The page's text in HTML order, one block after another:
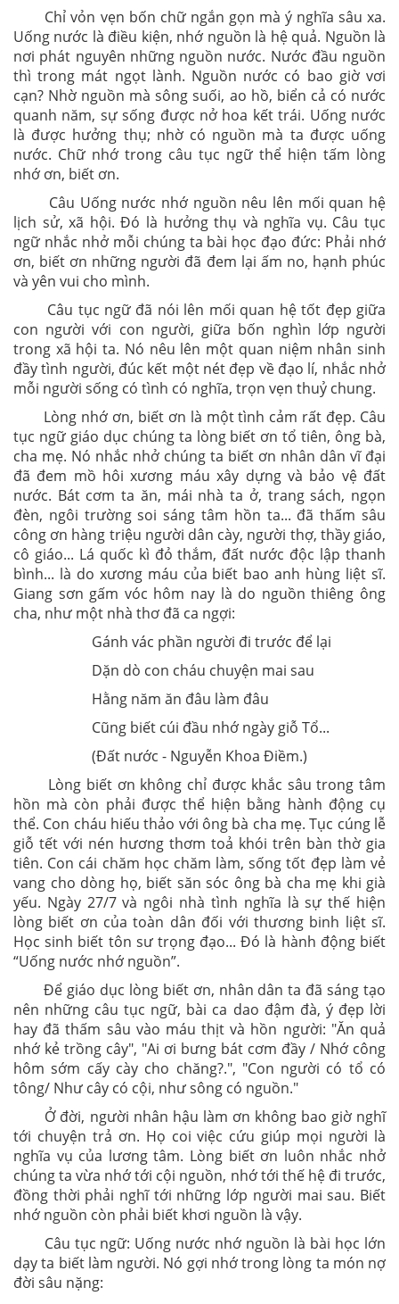
Chỉ vỏn vẹn bốn chữ ngắn gọn mà ý nghĩa sâu xa.
Uống nước là điều kiện, nhớ nguồn là hệ quả. Nguồn là
nơi phát nguyên những nguồn nước. Nước đầu nguồn
thì trong mát ngọt lành. Nguồn nước có bao giờ vơi
cạn? Nhờ nguồn mà sông suối, ao hồ, biển cả có nước
quanh năm, sự sống được nở hoa kết trái. Uống nước
là được hưởng thụ; nhờ có nguồn mà ta được uống
nước. Chữ nhớ trong câu tục ngữ thể hiện tấm lòng
nhớ ơn, biết ơn.
Câu Uống nước nhớ nguồn nêu lên mối quan hệ
lịch sử, xã hội. Đó là hưởng thụ và nghĩa vụ. Câu tục
ngữ nhắc nhở mỗi chúng ta bài học đạo đức: Phải nhớ
ơn, biết ơn những người đã đem lại ấm no, hạnh phúc
và yên vui cho mình.
Câu tục ngữ đã nói lên mối quan hệ tốt đẹp giữa
con người với con người, giữa bốn nghìn lớp người
trong xã hội ta. Nó nêu lên một quan niệm nhân sinh
đầy tình người, đúc kết một nét đẹp về đạo lí, nhắc nhở
mỗi người sống có tình có nghĩa, trọn vẹn thuỷ chung.
Lòng nhớ ơn, biết ơn là một tình cảm rất đẹp. Câu
tục ngữ giáo dục chúng ta lòng biết ơn tổ tiên, ông bà,
cha mẹ. Nó nhắc nhở chúng ta biết ơn nhân dân vĩ đại
đã đem mồ hôi xương máu xây dựng và bảo vệ đất
nước. Bát cơm ta ăn, mái nhà ta ở, trang sách, ngọn
đèn, ngôi trường soi sáng tâm hồn ta... đã thấm sâu
công ơn hàng triệu người dân cày, người thợ, thầy giáo,
cô giáo... Lá quốc kì đỏ thắm, đất nước độc lập thanh
bình... là do xương máu của biết bao anh hùng liệt sĩ.
Giang sơn gấm vóc hôm nay là do nguồn thiêng ông
cha, như một nhà thơ đã ca ngợi:
Gánh vác phần người đi trước để lại
Dặn dò con cháu chuyện mai sau
Hằng năm ăn đâu làm đâu
Cũng biết cúi đầu nhớ ngày giỗ Tổ...
(Đất nước - Nguyễn Khoa Điềm.)
Lòng biết ơn không chỉ được khắc sâu trong tâm
hồn mà còn phải được thể hiện bằng hành động cụ
thể. Con cháu hiếu thảo với ông bà cha mẹ. Tục cúng lễ
giỗ tết với nén hương thơm toả khói trên bàn thờ gia
tiên. Con cái chăm học chăm làm, sống tốt đẹp làm vẻ
vang cho dòng họ, biết săn sóc ông bà cha mẹ khi già
yếu. Ngày 27/7 và ngôi nhà tình nghĩa là sự thế hiện
lòng biết ơn của toàn dân đối với thương binh liệt sĩ.
Học sinh biết tôn sư trọng đạo... Đó là hành động biết
“Uống nước nhớ nguồn”.
Để giáo dục lòng biết ơn, nhân dân ta đã sáng tạo
nên những câu tục ngữ, bài ca dao đậm đà, ý đẹp lời
hay đã thấm sâu vào máu thịt và hồn người: "Ăn quả
nhớ kẻ trồng cây", "Ai ơi bưng bát cơm đầy / Nhớ công
hôm sớm cấy cày cho chăng?.", "Con người có tổ có
tông/ Như cây có cội, như sông có nguồn."
Ở đời, người nhân hậu làm ơn không bao giờ nghĩ
tới chuyện trả ơn. Họ coi việc cứu giúp mọi người là
nghĩa vụ của lương tâm. Lòng biết ơn luôn nhắc nhở
chúng ta vừa nhớ tới cội nguồn, nhớ tới thế hệ đi trước,
đồng thời phải nghĩ tới những lớp người mai sau. Biết
nhớ nguồn còn phải biết khơi nguồn là vậy.
Câu tục ngữ: Uống nước nhớ nguồn là bài học lớn
dạy ta biết làm người. Nó gợi nhớ trong lòng ta món nợ
đời sâu nặng: